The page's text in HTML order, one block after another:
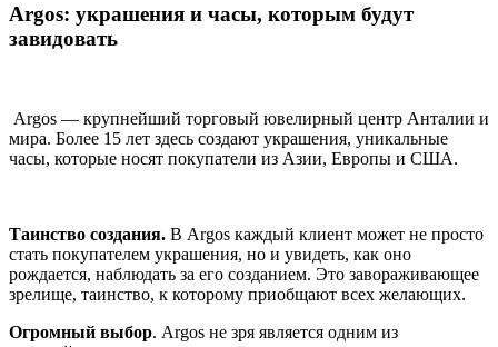
Argos: украшения и часы, которым будут
завидовать
Argos ― крупнейший торговый ювелирный центр Анталии и
мира. Более 15 лет здесь создают украшения, уникальные
часы, которые носят покупатели из Азии, Европы и США.
Таинство создания. В Argos каждый клиент может не просто
стать покупателем украшения, но и увидеть, как оно
рождается, наблюдать за его созданием. Это завораживающее
зрелище, таинство, к которому приобщают всех желающих.
Огромный выбор. Argos не зря является одним из